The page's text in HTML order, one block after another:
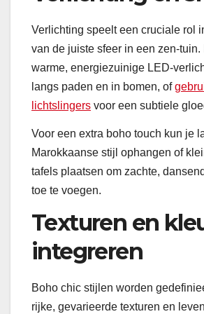
Verlichting speelt een cruciale rol
van de juiste sfeer in een zen-tuin.
warme, energiezuinige LED-
langs paden en in bomen, of
lichtslingers voor een subtiele
Voor een extra boho touch kun je
Marokkaanse stijl ophangen of
tafels plaatsen om zachte,
toe te voegen.
Texturen en
integreren
Boho chic stijlen worden
rijke, gevarieerde texturen en